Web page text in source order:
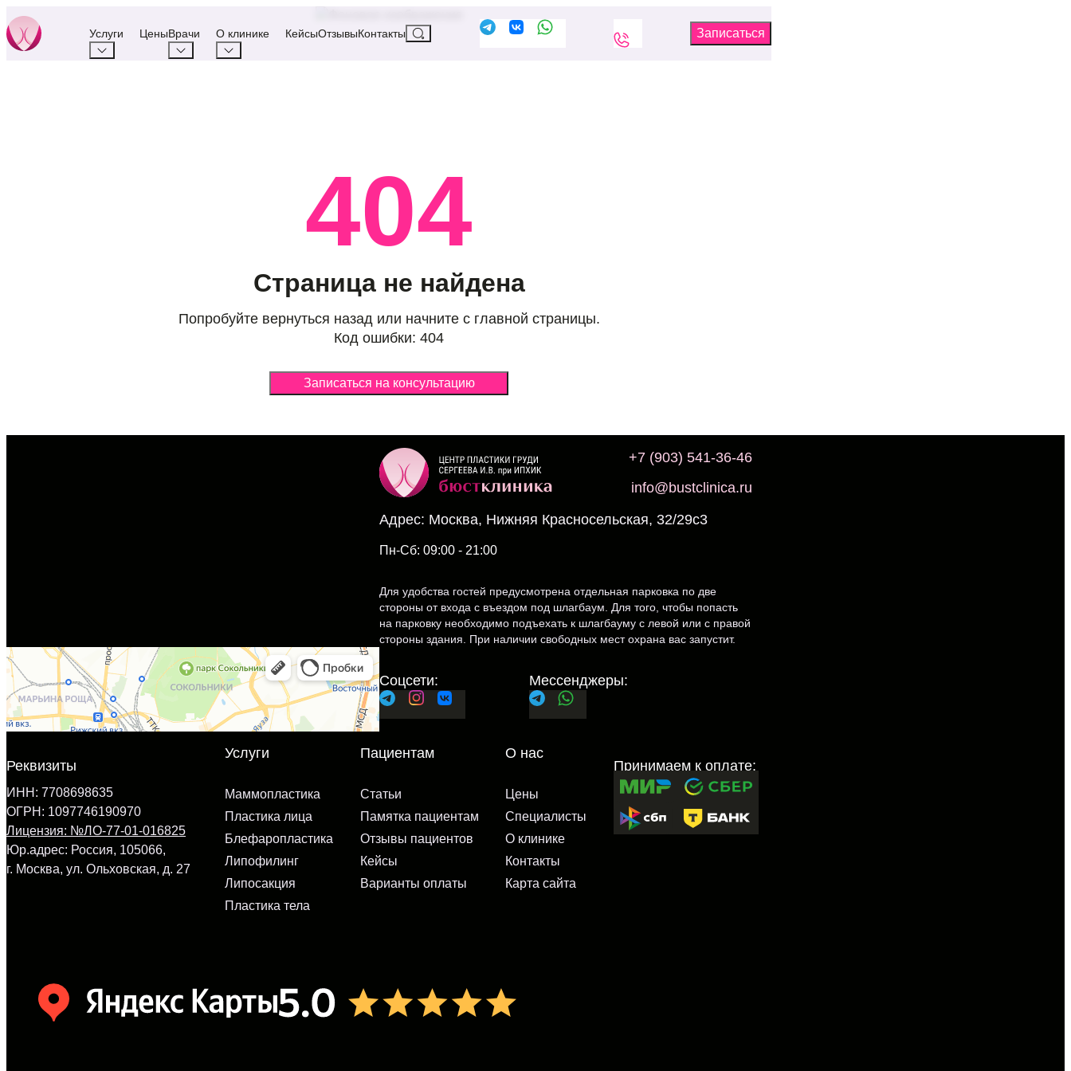
Услуги ЦеныВрачи О клинике КейсыОтзывыКонтакты
404
Страница не найдена
Попробуйте вернуться назад или начните с главной страницы.
Код ошибки: 404
Записаться на консультацию
+7 (903) 541-36-46
info@bustclinica.ru
Москва, Нижняя Красносельская, 32/29с3
Пн-Сб: 09:00 - 21:00
Для удобства гостей предусмотрена отдельная парковка по две
стороны от входа с въездом под шлагбаум. Для того, чтобы попасть
на парковку необходимо подъехать к шлагбауму с левой или с правой
стороны здания. При наличии свободных мест охрана вас запустит.
ИНН: 7708698635
ОГРН: 1097746190970
Лицензия: №ЛО-77-01-016825
Юр.адрес: Россия, 105066,
г. Москва, ул. Ольховская, д. 27
Маммопластика
Пластика лица
Блефаропластика
Липофилинг
Липосакция
Пластика тела
Статьи
Памятка пациентам
Отзывы пациентов
Кейсы
Варианты оплаты
Цены
Специалисты
О клинике
Контакты
Карта сайта